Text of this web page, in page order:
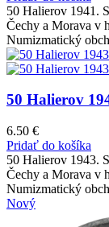
50 Halierov 1941.
Čechy a Morava v
Numizmatický
50 Halierov
6.50 €
Pridať do košíka
50 Halierov 1943.
Čechy a Morava v
Numizmatický
Nový